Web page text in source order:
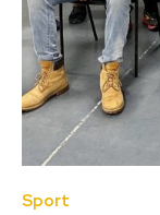
Sport